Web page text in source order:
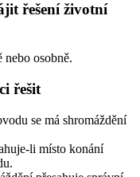
řešení životní
nebo osobně.
řešit
se má shromáždění
li místo konání